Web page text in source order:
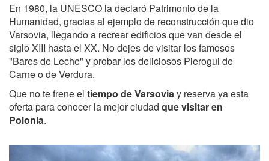
En 1980, la UNESCO la declaró Patrimonio de la
Humanidad, gracias al ejemplo de reconstrucción que dio
Varsovia, llegando a recrear edificios que van desde el
siglo XIII hasta el XX. No dejes de visitar los famosos
"Bares de Leche" y probar los deliciosos Pierogui de
Carne o de Verdura.
Que no te frene el tiempo de Varsoviay reserva ya esta
oferta para conocer la mejor ciudad que visitar en
Polonia.